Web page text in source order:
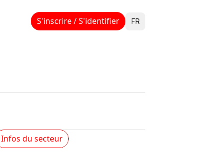
S'inscrire / S'identifier FR
Infos du secteur